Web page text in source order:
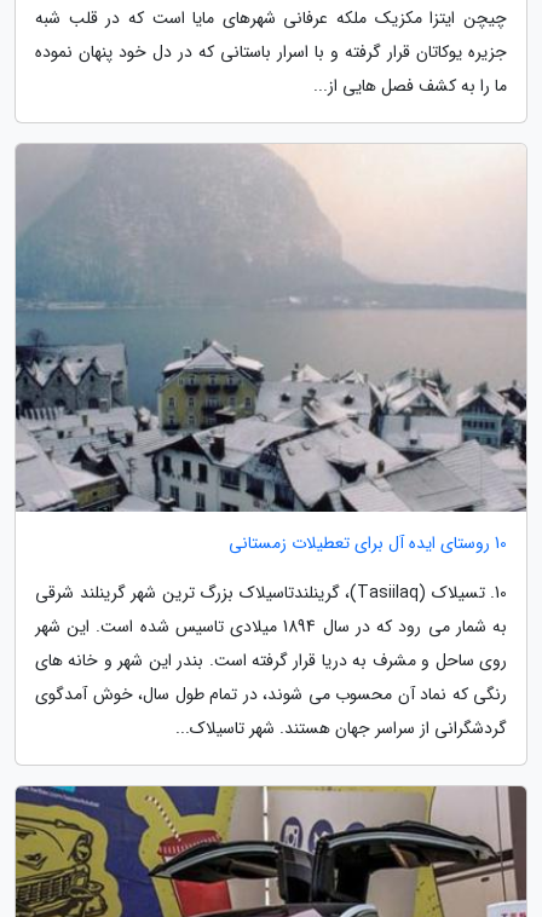
چیچن ایتزا مکزیک ملکه عرفانی شهرهای مایا است که در قلب شبه
جزیره یوکاتان قرار گرفته و با اسرار باستانی که در دل خود پنهان نموده
ما را به کشف فصل هایی از...
10 روستای ایده آل برای تعطیلات زمستانی
10. تسیلاک (Tasiilaq)، گرینلندتاسیلاک بزرگ ترین شهر گرینلند شرقی
به شمار می رود که در سال 1894 میلادی تاسیس شده است. این شهر
روی ساحل و مشرف به دریا قرار گرفته است. بندر این شهر و خانه های
رنگی که نماد آن محسوب می شوند، در تمام طول سال، خوش آمدگوی
گردشگرانی از سراسر جهان هستند. شهر تاسیلاک...